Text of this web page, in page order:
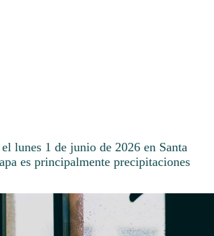
lunes 1 de junio de 2026 en Santa
es principalmente precipitaciones